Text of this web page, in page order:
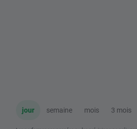
jour semaine mois 3 mois